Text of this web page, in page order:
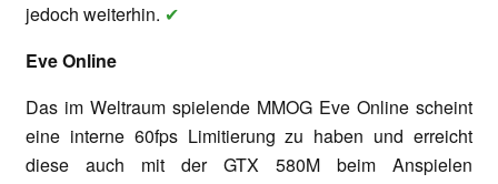
jedoch weiterhin. ✔
Eve Online
Das im Weltraum spielende MMOG Eve Online scheint
eine interne 60fps Limitierung zu haben und erreicht
diese auch mit der GTX 580M beim Anspielen